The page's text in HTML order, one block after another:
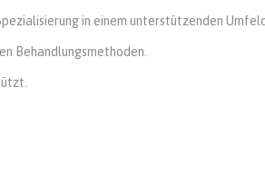
in einem unterstützenden Umfeld.
Behandlungsmethoden.